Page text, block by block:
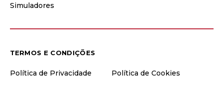
Simuladores
TERMOS E CONDIÇÕES
Política de Privacidade Política de Cookies